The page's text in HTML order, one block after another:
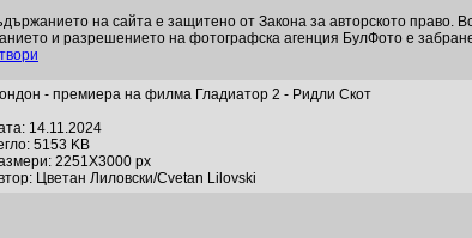
на сайта е защитено от Закона за авторското право.
и разрешението на фотографска агенция БулФото е
- премиера на филма Гладиатор 2 - Ридли Скот
14.11.2024
5153 KB
2251X3000 px
Цветан Лиловски/Cvetan Lilovski